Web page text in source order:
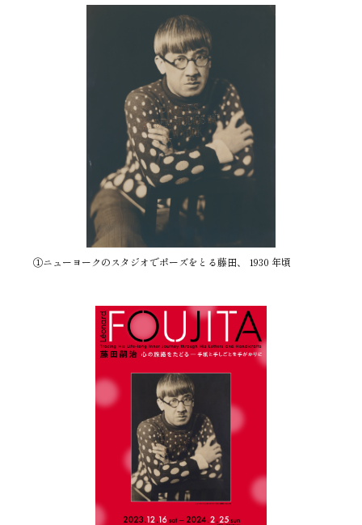
①ニューヨークのスタジオでポーズをとる藤田、 1930 年頃